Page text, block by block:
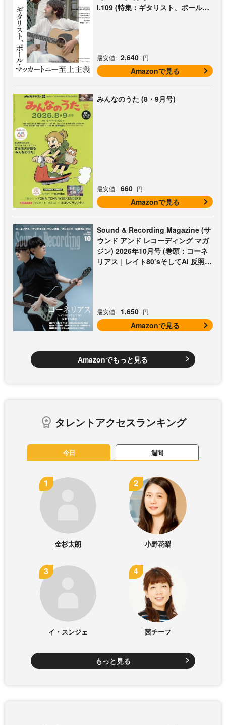
l.109 (特集：ギタリスト、ポール・
最安値: 2,640 円
Amazonで見る
みんなのうた (8・9月号)
最安値: 660 円
Amazonで見る
Sound & Recording Magazine (サ
ウンド アンド レコーディング マガ
ジン) 2026年10月号 (巻頭：コーネ
リアス｜レイト80’sそしてAI 反照す
最安値: 1,650 円
Amazonで見る
Amazonでもっと見る
タレントアクセスランキング
今日 週間
金杉太朗 小野花梨
イ・スンジェ 茜チーフ
もっと見る